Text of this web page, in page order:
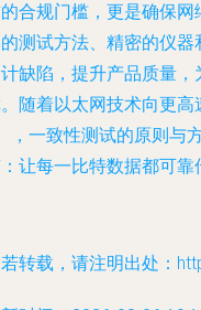
合规门槛，更是确保
测试方法、精密的仪
缺陷，提升产品质量
随着以太网技术向更高
，一致性测试的原则与
让每一比特数据都可靠
转载，请注明出处：